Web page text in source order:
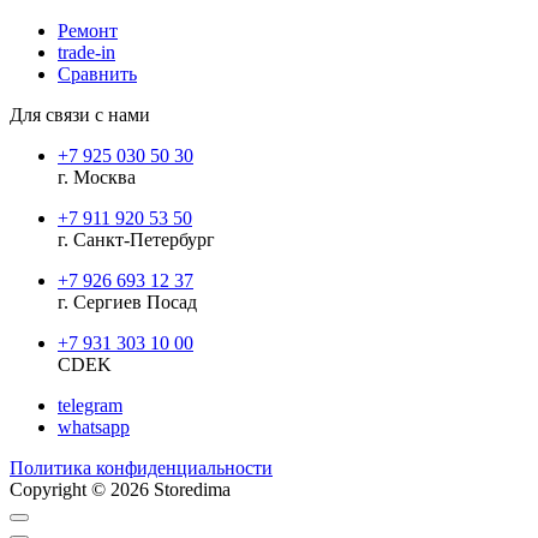
Ремонт
trade-in
Сравнить
Для связи с нами
+7 925 030 50 30
г. Москва
+7 911 920 53 50
г. Санкт-Петербург
+7 926 693 12 37
г. Сергиев Посад
+7 931 303 10 00
CDEK
telegram
whatsapp
Политика конфиденциальности
Copyright © 2026 Storedima